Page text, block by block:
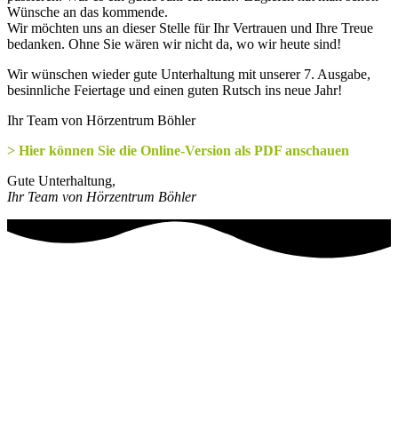
Wünsche an das kommende.
Wir möchten uns an dieser Stelle für Ihr Vertrauen und Ihre Treue
bedanken. Ohne Sie wären wir nicht da, wo wir heute sind!
Wir wünschen wieder gute Unterhaltung mit unserer 7. Ausgabe,
besinnliche Feiertage und einen guten Rutsch ins neue Jahr!
Ihr Team von Hörzentrum Böhler
> Hier können Sie die Online-Version als PDF anschauen
Gute Unterhaltung,
Ihr Team von Hörzentrum Böhler